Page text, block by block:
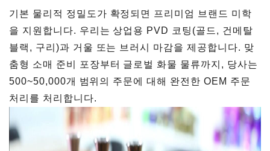
기본 물리적 정밀도가 확정되면 프리미엄 브랜드 미학
을 지원합니다. 우리는 상업용 PVD 코팅(골드, 건메탈
블랙, 구리)과 거울 또는 브러시 마감을 제공합니다. 맞
춤형 소매 준비 포장부터 글로벌 화물 물류까지, 당사는
500~50,000개 범위의 주문에 대해 완전한 OEM 주문
처리를 처리합니다.